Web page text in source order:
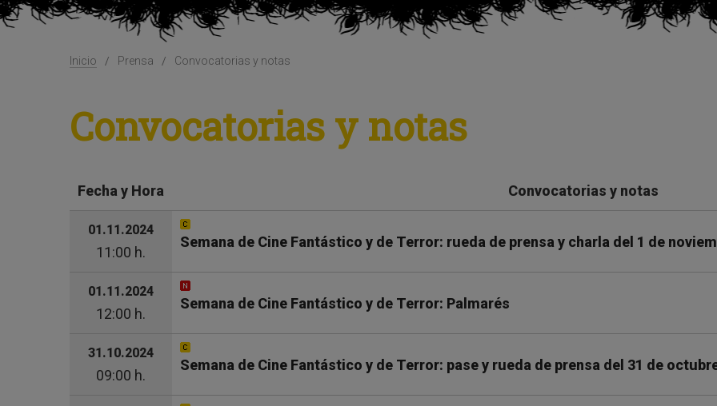
Inicio Prensa Convocatorias y notas
Convocatorias y notas
Fecha y Hora Convocatorias y notas
01.11.2024
11:00 h.
Semana de Cine Fantástico y de Terror: rueda de prensa y charla del 1 de
01.11.2024
12:00 h.
Semana de Cine Fantástico y de Terror: Palmarés
31.10.2024
09:00 h.
Semana de Cine Fantástico y de Terror: pase y rueda de prensa del 31 de